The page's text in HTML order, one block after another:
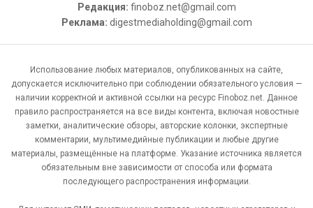
Редакция: finoboz.net@gmail.com
Реклама: digestmediaholding@gmail.com
Использование любых материалов, опубликованных на сайте,
допускается исключительно при соблюдении обязательного условия —
наличии корректной и активной ссылки на ресурс Finoboz.net. Данное
правило распространяется на все виды контента, включая новостные
заметки, аналитические обзоры, авторские колонки, экспертные
комментарии, мультимедийные публикации и любые другие
материалы, размещённые на платформе. Указание источника является
обязательным вне зависимости от способа или формата
последующего распространения информации.